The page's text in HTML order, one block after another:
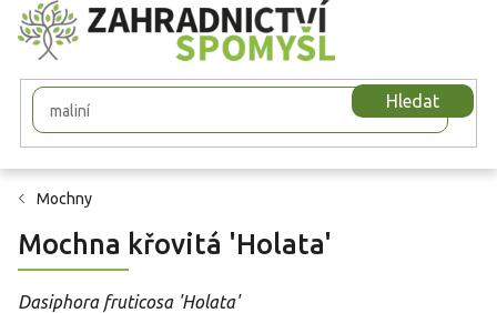
Přejít
na
obsah
Hledat
Mochny
Mochna křovitá 'Holata'
Dasiphora fruticosa 'Holata'